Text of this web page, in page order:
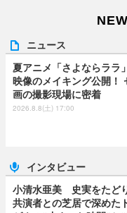
ニュース
夏アニメ「さよならララ
映像のメイキング公開！
画の撮影現場に密着
2026.8.8(土) 17:00
インタビュー
小清水亜美 史実をたどり
共演者との芝居で深めた